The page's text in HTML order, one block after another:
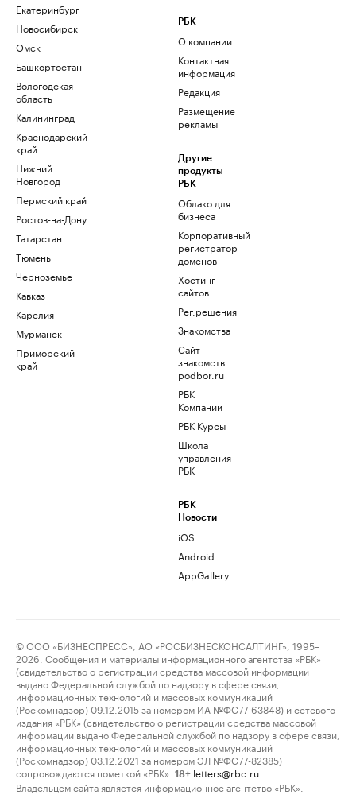
Екатеринбург
Новосибирск
Омск
Башкортостан
Вологодская
область
Калининград
Краснодарский
край
Нижний
Новгород
Пермский край
Ростов-на-Дону
Татарстан
Тюмень
Черноземье
Кавказ
Карелия
Мурманск
Приморский
край
РБК
О компании
Контактная
информация
Редакция
Размещение
рекламы
Другие
продукты
РБК
Облако для
бизнеса
Корпоративный
регистратор
доменов
Хостинг
сайтов
Рег.решения
Знакомства
Сайт
знакомств
podbor.ru
РБК
Компании
РБК Курсы
Школа
управления
РБК
РБК
Новости
iOS
Android
AppGallery
© ООО «БИЗНЕСПРЕСС», АО «РОСБИЗНЕСКОНСАЛТИНГ», 1995–
2026. Сообщения и материалы информационного агентства «РБК»
(свидетельство о регистрации средства массовой информации
выдано Федеральной службой по надзору в сфере связи,
информационных технологий и массовых коммуникаций
(Роскомнадзор) 09.12.2015 за номером ИА №ФС77-63848) и сетевого
издания «РБК» (свидетельство о регистрации средства массовой
информации выдано Федеральной службой по надзору в сфере связи,
информационных технологий и массовых коммуникаций
(Роскомнадзор) 03.12.2021 за номером ЭЛ №ФС77-82385)
сопровождаются пометкой «РБК».
18+ letters@rbc.ru
Владельцем сайта является информационное агентство «РБК».